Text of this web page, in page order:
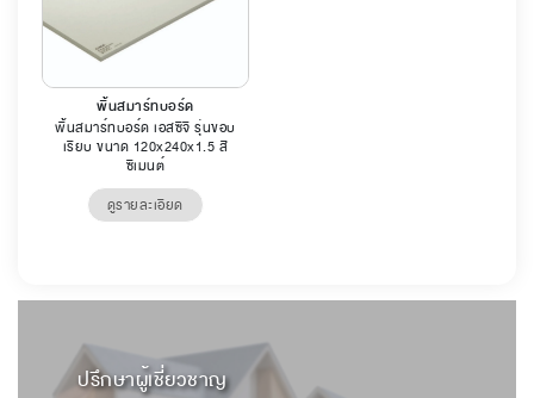
พื้นสมาร์ทบอร์ด
พื้นสมาร์ทบอร์ด เอสซีจี รุ่นขอบ
เรียบ ขนาด 120x240x1.5 สี
ซีเมนต์
ดูรายละเอียด
ปรึกษาผู้เชี่ยวชาญ